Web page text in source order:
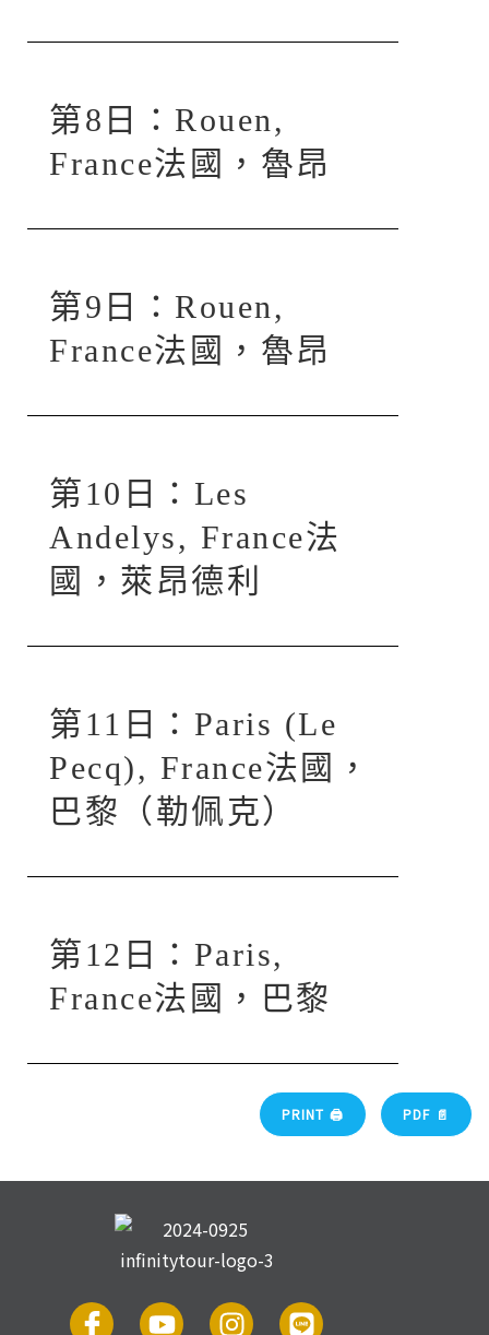
第8日：Rouen,
France法國，魯昂
第9日：Rouen,
France法國，魯昂
第10日：Les
Andelys, France法
國，萊昂德利
第11日：Paris (Le
Pecq), France法國，
巴黎（勒佩克）
第12日：Paris,
France法國，巴黎
PRINT 🖨 PDF 📄